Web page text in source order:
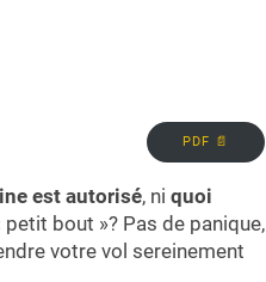
PDF 📄
est autorisé, ni quoi
bout »? Pas de panique,
votre vol sereinement